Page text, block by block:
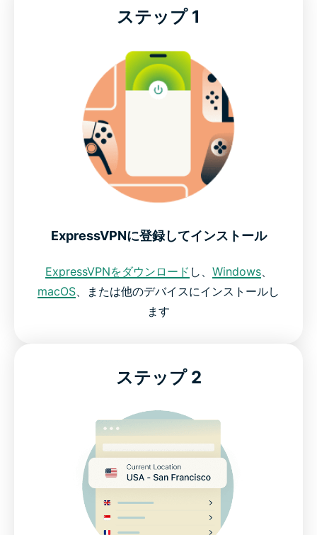
ステップ 1
ExpressVPNに登録してインストール
ExpressVPNをダウンロード し、 Windows、
macOS、または他のデバイスにインストールし
ます
ステップ 2